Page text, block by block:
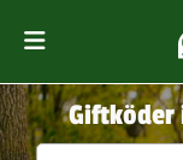
Giftköder